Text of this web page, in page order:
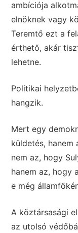
ambíciója
elnöknek vagy
Teremtő ezt a
érthető, akár
lehetne.
Politikai
hangzik.
Mert egy
küldetés, hanem
nem az, hogy
hanem az, hogy
e még
A köztársasági
az utolsó